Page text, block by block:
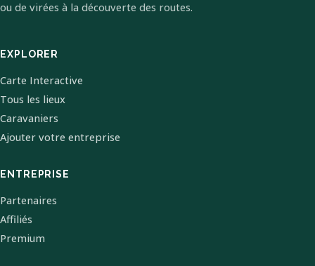
ou de virées à la découverte des routes.
EXPLORER
Carte Interactive
Tous les lieux
Caravaniers
Ajouter votre entreprise
ENTREPRISE
Partenaires
Affiliés
Premium